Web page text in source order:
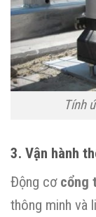
Tính
3. Vận hành
Động cơ cổng
thông minh và